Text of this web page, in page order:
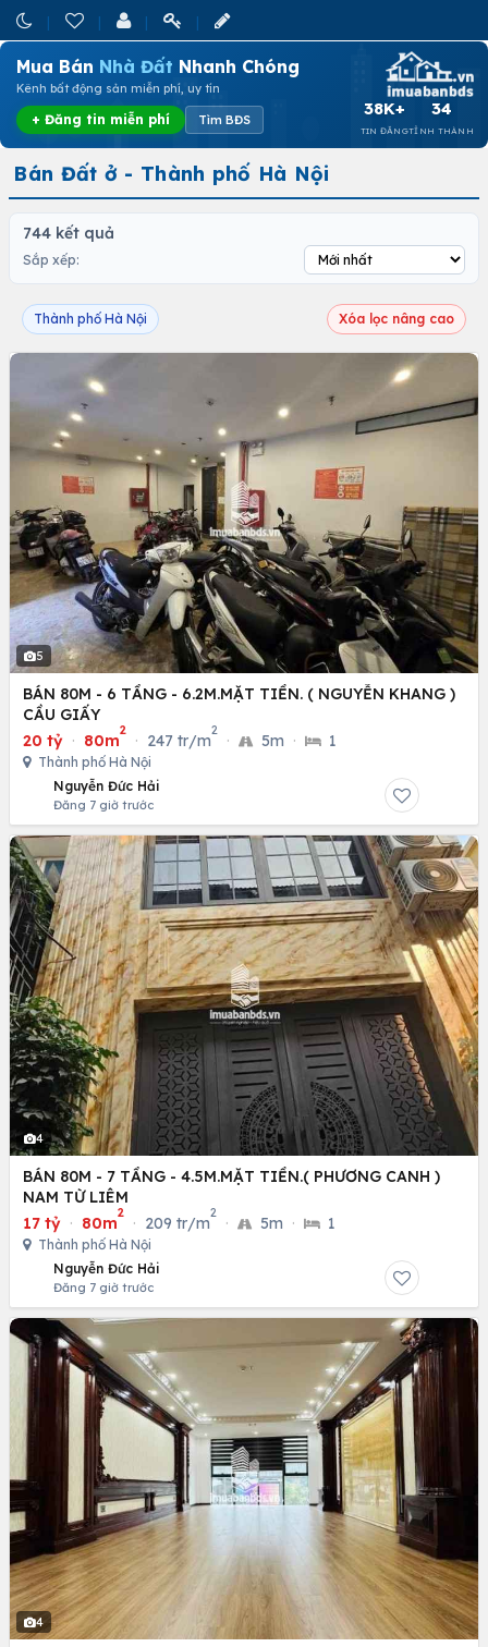
Mua Bán Nhà Đất Nhanh Chóng
Kênh bất động sản miễn phí, uy tín
+ Đăng tin miễn phí Tìm BĐS
38K+
TIN ĐĂNG
34
TỈNH THÀNH
Bán Đất ở - Thành phố Hà Nội
744 kết quả
Sắp xếp:
Thành phố Hà Nội Xóa lọc nâng cao
5
BÁN 80M - 6 TẦNG - 6.2M.MẶT TIỀN. ( NGUYỄN KHANG )
CẦU GIẤY
20 tỷ · 80m
2
· 247 tr/m
2
· 5m · 1
Thành phố Hà Nội
Nguyễn Đức Hải
Đăng 7 giờ trước
4
BÁN 80M - 7 TẦNG - 4.5M.MẶT TIỀN.( PHƯƠNG CANH )
NAM TỪ LIÊM
17 tỷ · 80m
2
· 209 tr/m
2
· 5m · 1
Thành phố Hà Nội
Nguyễn Đức Hải
Đăng 7 giờ trước
4